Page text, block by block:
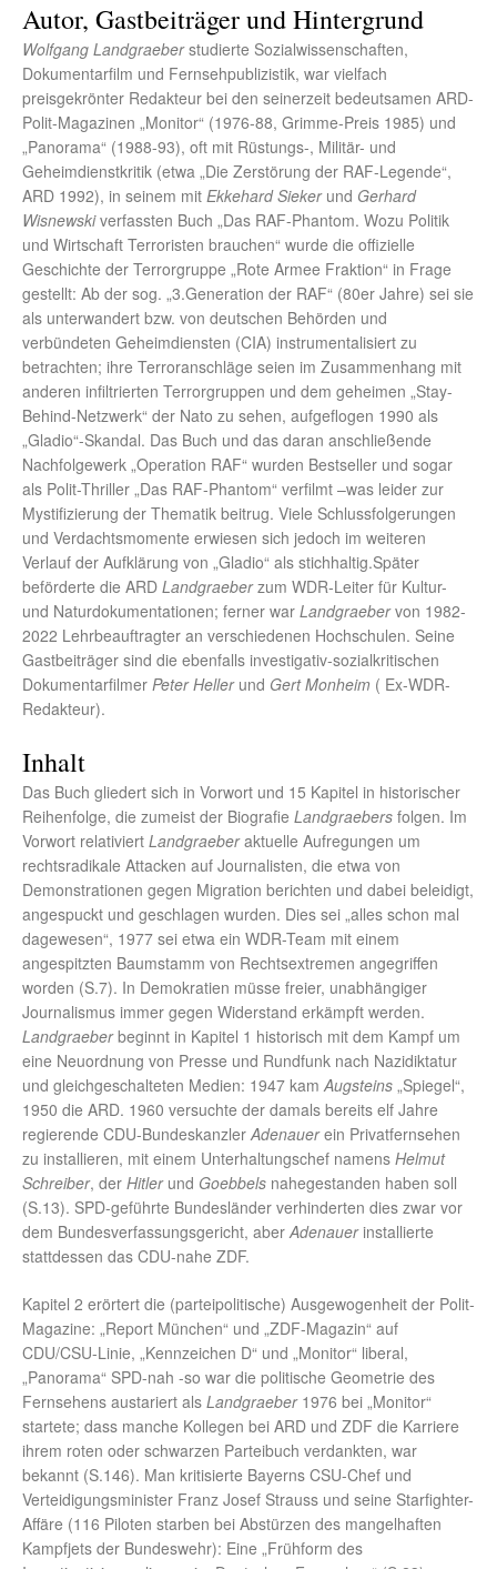
Autor, Gastbeiträger und Hintergrund
Wolfgang Landgraeberstudierte Sozialwissenschaften,
Dokumentarfilm und Fernsehpublizistik, war vielfach
preisgekrönter Redakteur bei den seinerzeit bedeutsamen ARD-
Polit-Magazinen „Monitor“ (1976-88, Grimme-Preis 1985) und
„Panorama“ (1988-93), oft mit Rüstungs-, Militär- und
Geheimdienstkritik (etwa „Die Zerstörung der RAF-Legende“,
ARD 1992), in seinem mit Ekkehard Sieker und Gerhard
Wisnewskiverfassten Buch „Das RAF-Phantom. Wozu Politik
und Wirtschaft Terroristen brauchen“ wurde die offizielle
Geschichte der Terrorgruppe „Rote Armee Fraktion“ in Frage
gestellt: Ab der sog. „3.Generation der RAF“ (80er Jahre) sei sie
als unterwandert bzw. von deutschen Behörden und
verbündeten Geheimdiensten (CIA) instrumentalisiert zu
betrachten; ihre Terroranschläge seien im Zusammenhang mit
anderen infiltrierten Terrorgruppen und dem geheimen „Stay-
Behind-Netzwerk“ der Nato zu sehen, aufgeflogen 1990 als
„Gladio“-Skandal. Das Buch und das daran anschließende
Nachfolgewerk „Operation RAF“ wurden Bestseller und sogar
als Polit-Thriller „Das RAF-Phantom“ verfilmt –was leider zur
Mystifizierung der Thematik beitrug. Viele Schlussfolgerungen
und Verdachtsmomente erwiesen sich jedoch im weiteren
Verlauf der Aufklärung von „Gladio“ als stichhaltig.Später
beförderte die ARD Landgraeberzum WDR-Leiter für Kultur-
und Naturdokumentationen; ferner war Landgraebervon 1982-
2022 Lehrbeauftragter an verschiedenen Hochschulen. Seine
Gastbeiträger sind die ebenfalls investigativ-sozialkritischen
Dokumentarfilmer Peter Hellerund Gert Monheim ( Ex-WDR-
Redakteur).
Inhalt
Das Buch gliedert sich in Vorwort und 15 Kapitel in historischer
Reihenfolge, die zumeist der Biografie Landgraebers folgen. Im
Vorwort relativiert Landgraeberaktuelle Aufregungen um
rechtsradikale Attacken auf Journalisten, die etwa von
Demonstrationen gegen Migration berichten und dabei beleidigt,
angespuckt und geschlagen wurden. Dies sei „alles schon mal
dagewesen“, 1977 sei etwa ein WDR-Team mit einem
angespitzten Baumstamm von Rechtsextremen angegriffen
worden (S.7). In Demokratien müsse freier, unabhängiger
Journalismus immer gegen Widerstand erkämpft werden.
Landgraeberbeginnt in Kapitel 1 historisch mit dem Kampf um
eine Neuordnung von Presse und Rundfunk nach Nazidiktatur
und gleichgeschalteten Medien: 1947 kamAugsteins „Spiegel“,
1950 die ARD. 1960 versuchte der damals bereits elf Jahre
regierende CDU-BundeskanzlerAdenauerein Privatfernsehen
zu installieren, mit einem Unterhaltungschef namens Helmut
Schreiber, der Hitlerund Goebbels nahegestanden haben soll
(S.13). SPD-geführte Bundesländer verhinderten dies zwar vor
dem Bundesverfassungsgericht, aberAdenauerinstallierte
stattdessen das CDU-nahe ZDF.
Kapitel 2 erörtert die (parteipolitische) Ausgewogenheit der Polit-
Magazine: „Report München“ und „ZDF-Magazin“ auf
CDU/CSU-Linie, „Kennzeichen D“ und „Monitor“ liberal,
„Panorama“ SPD-nah -so war die politische Geometrie des
Fernsehens austariert als Landgraeber1976 bei „Monitor“
startete; dass manche Kollegen bei ARD und ZDF die Karriere
ihrem roten oder schwarzen Parteibuch verdankten, war
bekannt (S.146). Man kritisierte Bayerns CSU-Chef und
Verteidigungsminister Franz Josef Strauss und seine Starfighter-
Affäre (116 Piloten starben bei Abstürzen des mangelhaften
Kampfjets der Bundeswehr): Eine „Frühform des